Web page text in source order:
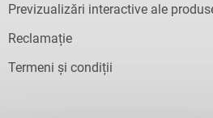
Previzualizări interactive ale
Reclamație
Termeni și condiții